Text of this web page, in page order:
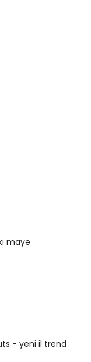
maye
- yeni il trend